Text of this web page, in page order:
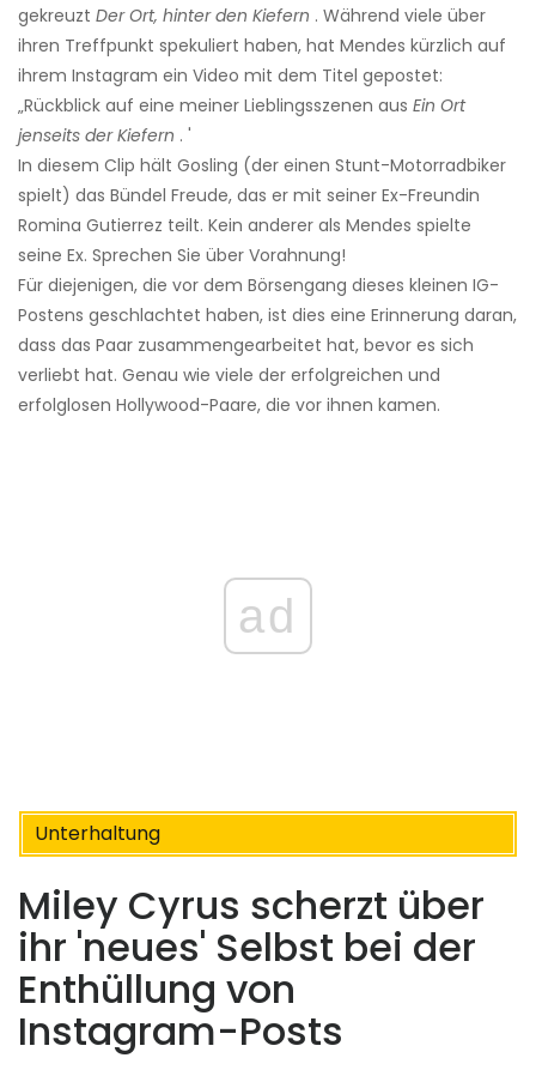
gekreuzt Der Ort, hinter den Kiefern . Während viele über
ihren Treffpunkt spekuliert haben, hat Mendes kürzlich auf
ihrem Instagram ein Video mit dem Titel gepostet:
„Rückblick auf eine meiner Lieblingsszenen aus Ein Ort
jenseits der Kiefern . '
In diesem Clip hält Gosling (der einen Stunt-Motorradbiker
spielt) das Bündel Freude, das er mit seiner Ex-Freundin
Romina Gutierrez teilt. Kein anderer als Mendes spielte
seine Ex. Sprechen Sie über Vorahnung!
Für diejenigen, die vor dem Börsengang dieses kleinen IG-
Postens geschlachtet haben, ist dies eine Erinnerung daran,
dass das Paar zusammengearbeitet hat, bevor es sich
verliebt hat. Genau wie viele der erfolgreichen und
erfolglosen Hollywood-Paare, die vor ihnen kamen.
ad
Unterhaltung
Miley Cyrus scherzt über
ihr 'neues' Selbst bei der
Enthüllung von
Instagram-Posts